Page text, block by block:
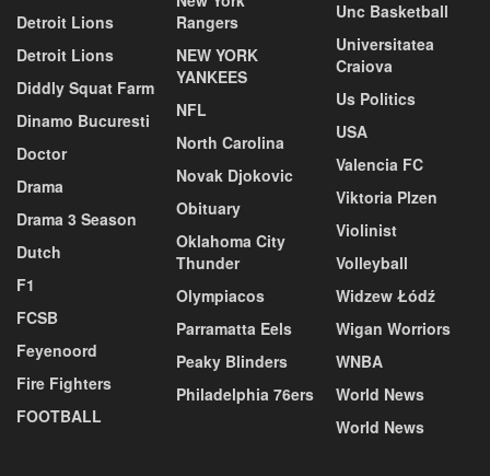
Detroit Lions
Detroit Lions
Diddly Squat Farm
Dinamo Bucuresti
Doctor
Drama
Drama 3 Season
Dutch
F1
FCSB
Feyenoord
Fire Fighters
FOOTBALL
Rangers
NEW YORK
YANKEES
NFL
North Carolina
Novak Djokovic
Obituary
Oklahoma City
Thunder
Olympiacos
Parramatta Eels
Peaky Blinders
Philadelphia 76ers
Unc Basketball
Universitatea
Craiova
Us Politics
USA
Valencia FC
Viktoria Plzen
Violinist
Volleyball
Widzew Łódź
Wigan Worriors
WNBA
World News
World News